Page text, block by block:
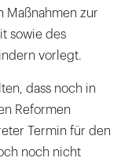
Maßnahmen zur
sowie des
vorlegt.
dass noch in
Reformen
Termin für den
noch nicht